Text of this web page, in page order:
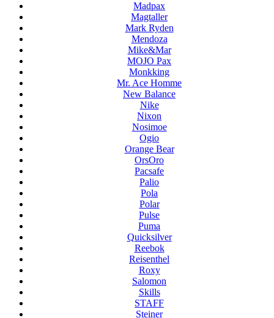
Madpax
Magtaller
Mark Ryden
Mendoza
Mike&Mar
MOJO Pax
Monkking
Mr. Ace Homme
New Balance
Nike
Nixon
Nosimoe
Ogio
Orange Bear
OrsOro
Pacsafe
Palio
Pola
Polar
Pulse
Puma
Quicksilver
Reebok
Reisenthel
Roxy
Salomon
Skills
STAFF
Steiner